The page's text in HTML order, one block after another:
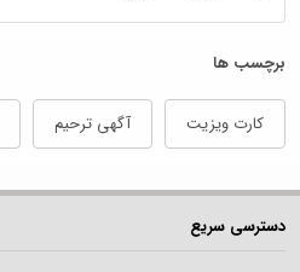
برچسب ها
کارت ویزیت آگهی ترحیم
دسترسی سریع